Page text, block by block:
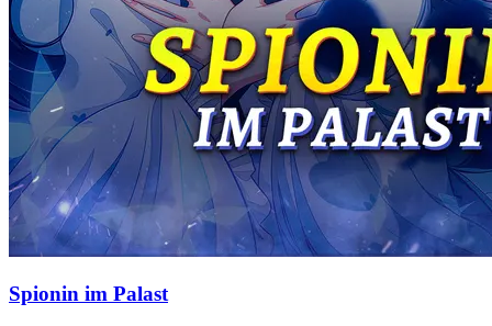
Spionin im Palast